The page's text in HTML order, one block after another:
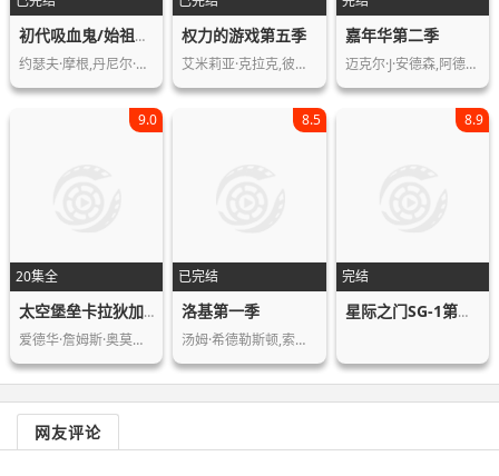
初代吸血鬼/始祖家族第四季
约瑟夫·摩根,丹尼尔·吉里斯,菲比·汤…
权力的游戏第五季
艾米莉亚·克拉克,彼特·丁拉基,基特·…
嘉年华第二季
迈克尔·J·安德森,阿德里安娜·巴比欧…
20集全
9.0
太空堡垒卡拉狄加第二季
爱德华·詹姆斯·奥莫斯,玛丽·麦克唐…
已完结
8.5
洛基第一季
汤姆·希德勒斯顿,索菲娅·迪·马蒂诺…
完结
8.9
星际之门SG-1第五季
网友评论